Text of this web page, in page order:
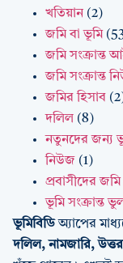
খতিয়ান (2)
জমি বা ভূমি
জমি সংক্রান্ত
জমি সংক্রান্ত
জমির হিসাব
দলিল (8)
নতুনদের জন্য
নিউজ (1)
প্রবাসীদের জমি
ভূমি সংক্রান্ত
ভূমিবিডিঅ্যাপের
দলিল, নামজারি,